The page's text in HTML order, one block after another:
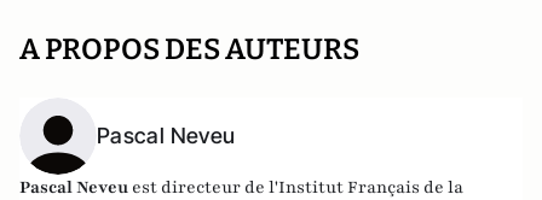
A PROPOS DES AUTEURS
Pascal Neveu
Pascal Neveu est directeur de l'Institut Français de la